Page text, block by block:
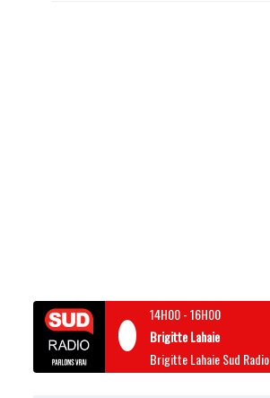
14H00-16H00
Brigitte Lahaie
Brigitte Lahaie Sud Radio